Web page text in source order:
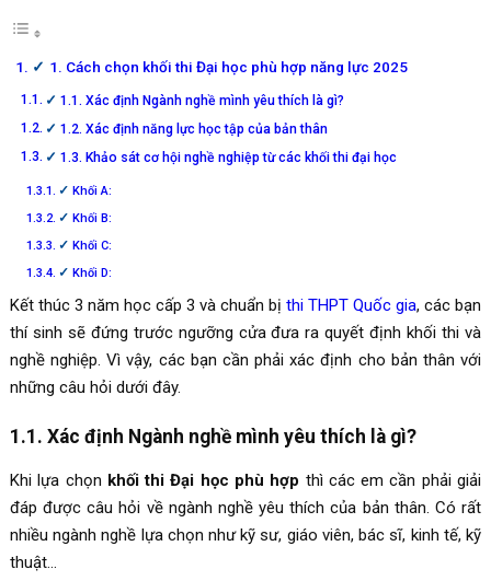
1. Cách chọn khối thi Đại học phù hợp năng lực 2025
1.1. Xác định Ngành nghề mình yêu thích là gì?
1.2. Xác định năng lực học tập của bản thân
1.3. Khảo sát cơ hội nghề nghiệp từ các khối thi đại học
Khối A:
Khối B:
Khối C:
Khối D:
Kết thúc 3 năm học cấp 3 và chuẩn bịthi THPT Quốc gia, các bạn
thí sinh sẽ đứng trước ngưỡng cửa đưa ra quyết định khối thi và
nghề nghiệp. Vì vậy, các bạn cần phải xác định cho bản thân với
những câu hỏi dưới đây.
1.1. Xác định Ngành nghề mình yêu thích là gì?
Khi lựa chọn khối thi Đại học phù hợp thì các em cần phải giải
đáp được câu hỏi về ngành nghề yêu thích của bản thân. Có rất
nhiều ngành nghề lựa chọn như kỹ sư, giáo viên, bác sĩ, kinh tế, kỹ
thuật…